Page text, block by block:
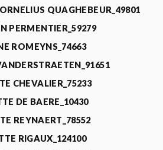
QUAGHEBEUR_49801
PERMENTIER_59279
ROMEYNS_74663
CHEVALIER_75233
DE BAERE_10430
REYNAERT_78552
RIGAUX_124100